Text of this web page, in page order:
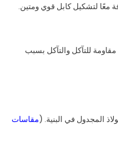
معًا لتشكيل كابل قوي ومتين.
مقاومة للتآكل والتآكل بسبب
المجدول في البنية. (مقاسات